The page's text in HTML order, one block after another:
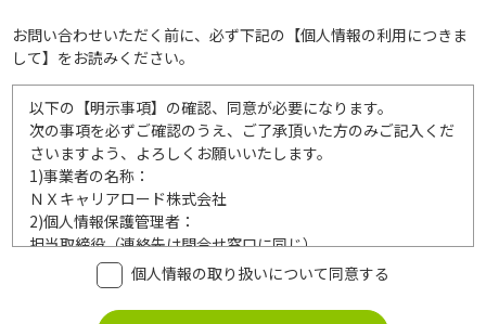
お問い合わせいただく前に、必ず下記の【個人情報の利用につきま
して】をお読みください。
以下の【明示事項】の確認、同意が必要になります。
次の事項を必ずご確認のうえ、ご了承頂いた方のみご記入くだ
さいますよう、よろしくお願いいたします。
1)事業者の名称：
ＮＸキャリアロード株式会社
2)個人情報保護管理者：
担当取締役（連絡先は問合せ窓口に同じ）
利用目的：
ご記入頂いた個人情報は、次の利用目的達成の範囲内において
利用いたします。
個人情報の取り扱いについて同意する